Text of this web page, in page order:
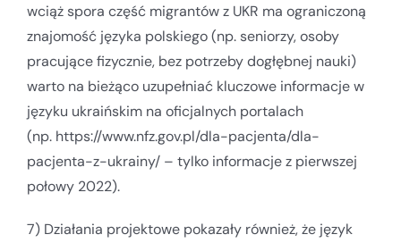
wciąż spora część migrantów z UKR ma ograniczoną
znajomość języka polskiego (np. seniorzy, osoby
pracujące fizycznie, bez potrzeby dogłębnej nauki)
warto na bieżąco uzupełniać kluczowe informacje w
języku ukraińskim na oficjalnych portalach
(np. https://www.nfz.gov.pl/dla-pacjenta/dla-
pacjenta-z-ukrainy/ – tylko informacje z pierwszej
połowy 2022).
7) Działania projektowe pokazały również, że język